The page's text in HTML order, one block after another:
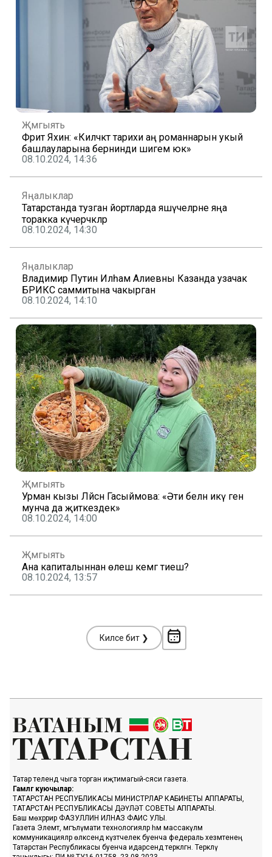
Җәмгыять
Фәрит Яхин: «Киләчәктә тарихи аң романнарын укый
башлауларына бернинди шигем юк»
08.10.2024, 14:36
Яңалыклар
Татарстанда тузган йортларда яшәүчеләрне яңа
торакка күчерәчәкләр
08.10.2024, 14:30
Яңалыклар
Владимир Путин Илһам Алиевны Казанда узачак
БРИКС саммитына чакырган
08.10.2024, 14:10
Җәмгыять
Урман кызы Ләйсән Гасыймова: «Әти белән икәү генә
мунча да җиткездек»
08.10.2024, 14:00
Җәмгыять
Ана капиталыннан өлеш кемгә тиеш?
08.10.2024, 13:57
Киләсе бит ❯
Татар телендә чыга торган иҗтимагый-сәяси газета.
Гамәлгә куючылар:
ТАТАРСТАН РЕСПУБЛИКАСЫ МИНИСТРЛАР КАБИНЕТЫ АППАРАТЫ,
ТАТАРСТАН РЕСПУБЛИКАСЫ ДӘҮЛӘТ СОВЕТЫ АППАРАТЫ.
Баш мөхәррир ФАЗУЛЛИН ИЛНАЗ ФАИС УЛЫ.
Газета Элемтә, мәгълүмати технологияләр һәм массакүләм
коммуникацияләр өлкәсендә күзәтчелек буенча федераль хезмәтенең
Татарстан Республикасы буенча идарәсендә теркәлгән. Теркәлү